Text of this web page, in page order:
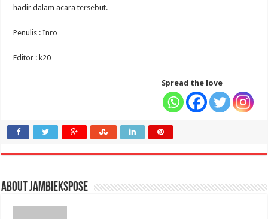
hadir dalam acara tersebut.
Penulis : Inro
Editor : k20
Spread the love
About jambiekspose